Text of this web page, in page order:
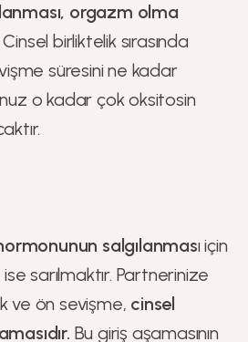
orgazm olma
Cinsel birliktelik sırasında
süresini ne kadar
o kadar çok oksitosin
salgılanması için
sarılmaktır. Partnerinize
ve ön sevişme, cinsel
Bu giriş aşamasının